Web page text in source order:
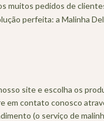
muitos pedidos de
perfeita: a Malinha
site e escolha os
em contato conosco
(o serviço de